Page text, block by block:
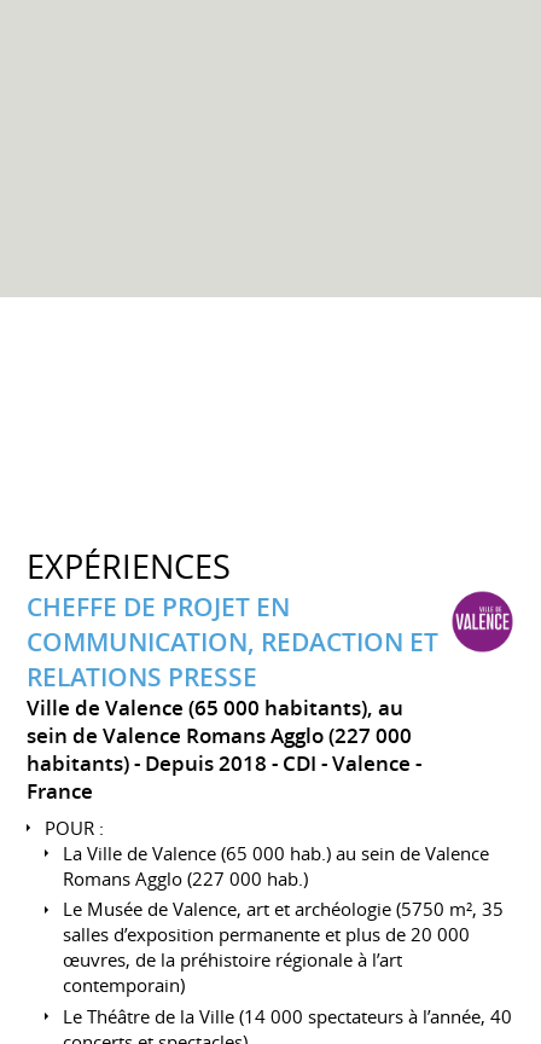
EXPÉRIENCES
CHEFFE DE PROJET EN
COMMUNICATION, REDACTION ET
RELATIONS PRESSE
Ville de Valence (65 000 habitants), au
sein de Valence Romans Agglo (227 000
habitants)
Depuis 2018 CDI
Valence
France
POUR :
La Ville de Valence (65 000 hab.) au sein de Valence
Romans Agglo (227 000 hab.)
Le Musée de Valence, art et archéologie (5750 m², 35
salles d’exposition permanente et plus de 20 000
œuvres, de la préhistoire régionale à l’art
contemporain)
Le Théâtre de la Ville (14 000 spectateurs à l’année, 40